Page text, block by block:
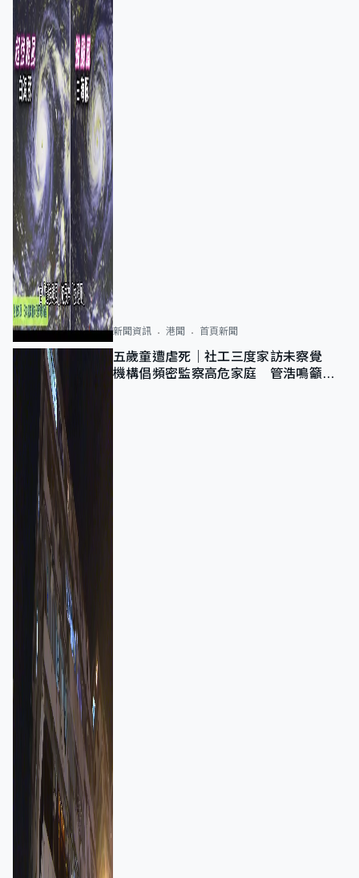
新聞資訊 港聞 首頁新聞
五歲童遭虐死｜社工三度家訪未察覺
機構倡頻密監察高危家庭 管浩鳴籲加